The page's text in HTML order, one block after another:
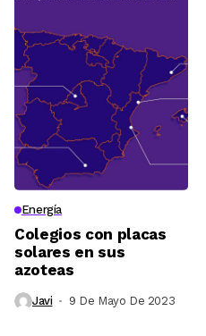
Energía
Colegios con placas
solares en sus
azoteas
Javi 9 De Mayo De 2023